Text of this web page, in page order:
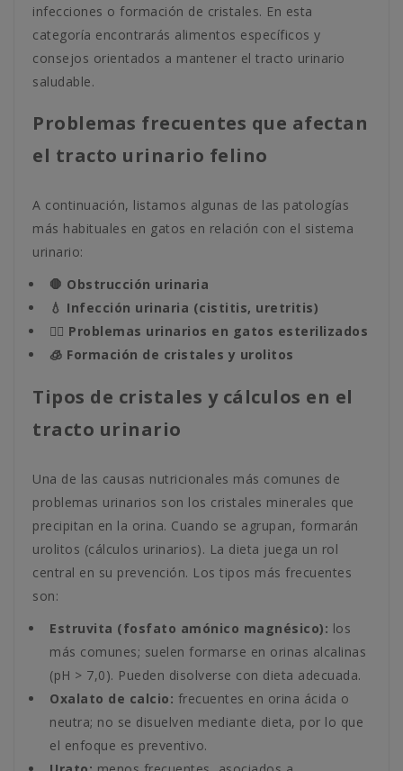
infecciones o formación de cristales. En esta
categoría encontrarás alimentos específicos y
consejos orientados a mantener el tracto urinario
saludable.
Problemas frecuentes que afectan
el tracto urinario felino
A continuación, listamos algunas de las patologías
más habituales en gatos en relación con el sistema
urinario:
🛑 Obstrucción urinaria
💧 Infección urinaria (cistitis, uretritis)
🐱‍👤 Problemas urinarios en gatos esterilizados
🧊 Formación de cristales y urolitos
Tipos de cristales y cálculos en el
tracto urinario
Una de las causas nutricionales más comunes de
problemas urinarios son los cristales minerales que
precipitan en la orina. Cuando se agrupan, formarán
urolitos (cálculos urinarios). La dieta juega un rol
central en su prevención. Los tipos más frecuentes
son:
Estruvita (fosfato amónico magnésico): los
más comunes; suelen formarse en orinas alcalinas
(pH > 7,0). Pueden disolverse con dieta adecuada.
Oxalato de calcio: frecuentes en orina ácida o
neutra; no se disuelven mediante dieta, por lo que
el enfoque es preventivo.